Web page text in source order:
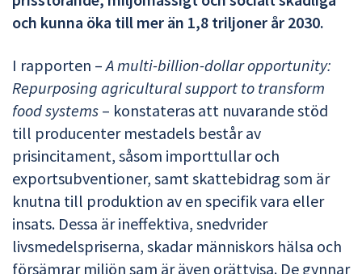
och kunna öka till mer än 1,8 triljoner år 2030.
I rapporten –A multi-billion-dollar opportunity:
Repurposing agricultural support to transform
food systems – konstateras att nuvarande stöd
till producenter mestadels består av
prisincitament, såsom importtullar och
exportsubventioner, samt skattebidrag som är
knutna till produktion av en specifik vara eller
insats. Dessa är ineffektiva, snedvrider
livsmedelspriserna, skadar människors hälsa och
försämrar miljön sam är även orättvisa. De gynnar